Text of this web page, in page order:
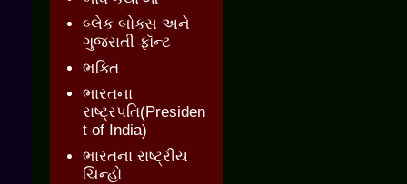
બ્લેક બોક્સ અને
ગુજરાતી ફૉન્ટ
ભક્તિ
ભારતના
રાષ્ટ્રપતિ(Presiden
t of India)
ભારતના રાષ્ટ્રીય
ચિન્હો